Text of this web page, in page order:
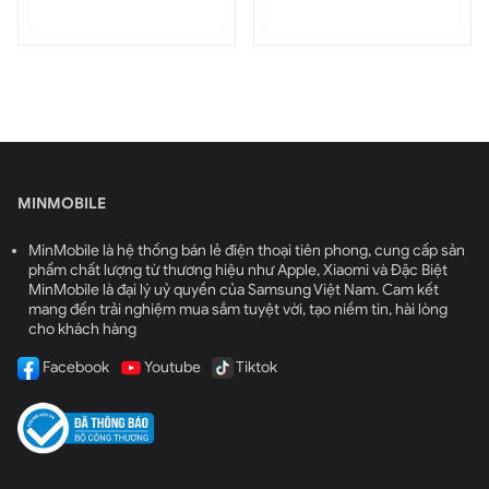
Vì sao các bạn nên nghĩ đến MinMobile để mua
MinMobile đều không hề thua kém các hệ thống lớn.
MINMOBILE
MinMobile là hệ thống bán lẻ điện thoại tiên phong, cung cấp sản
phẩm chất lượng từ thương hiệu như Apple, Xiaomi và Đặc Biệt
MinMobile là đại lý uỷ quyền của Samsung Việt Nam. Cam kết
mang đến trải nghiệm mua sắm tuyệt vời, tạo niềm tin, hài lòng
cho khách hàng
Facebook Youtube Tiktok